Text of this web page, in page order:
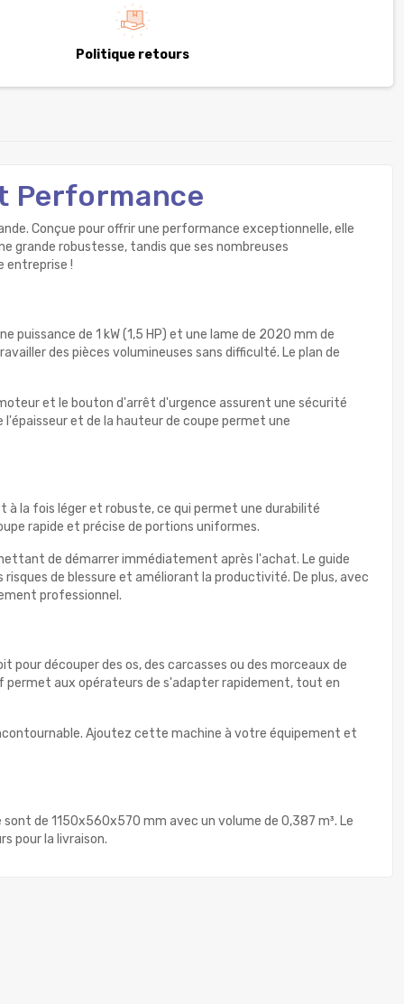
Politique retours
Performance
Conçue pour offrir une performance exceptionnelle, elle
grande robustesse, tandis que ses nombreuses
entreprise !
de 1 kW (1,5 HP) et une lame de 2020 mm de
des pièces volumineuses sans difficulté. Le plan de
et le bouton d'arrêt d'urgence assurent une sécurité
et de la hauteur de coupe permet une
à la fois léger et robuste, ce qui permet une durabilité
rapide et précise de portions uniformes.
de démarrer immédiatement après l'achat. Le guide
de blessure et améliorant la productivité. De plus, avec
professionnel.
pour découper des os, des carcasses ou des morceaux de
aux opérateurs de s'adapter rapidement, tout en
Ajoutez cette machine à votre équipement et
de 1150x560x570 mm avec un volume de 0,387 m³. Le
pour la livraison.